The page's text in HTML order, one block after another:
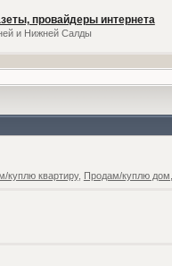
провайдеры интернета
и Нижней Салды
куплю квартиру, Продам/куплю